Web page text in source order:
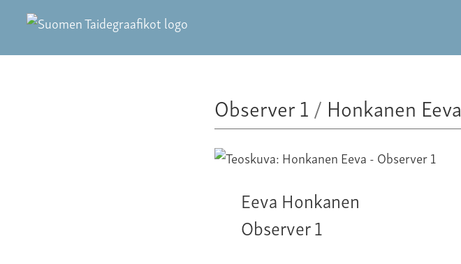
Observer 1/ Honkanen Eeva
Eeva Honkanen
Observer 1